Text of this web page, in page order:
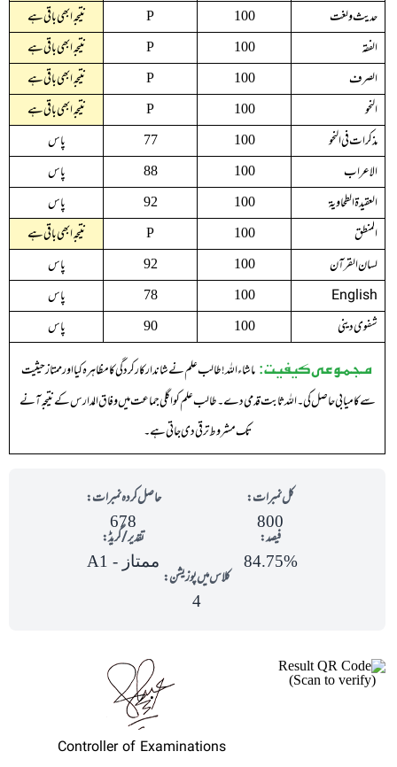
حديث ولغت
100
P
نتیجہ ابھی باقی ہے
الفقہ
100
P
نتیجہ ابھی باقی ہے
الصرف
100
P
نتیجہ ابھی باقی ہے
النحو
100
P
نتیجہ ابھی باقی ہے
مذکرات فی النحو
100
77
پاس
الاعراب
100
88
پاس
العقیدۃ الطحاویۃ
100
92
پاس
المنطق
100
P
نتیجہ ابھی باقی ہے
لسان القرآن
100
92
پاس
English
100
78
پاس
شفوی دینی
100
90 پاس
مجموعی کیفیت: ماشاء اللہ !طالب علم نے شاندار کارکردگی کا مظاہرہ کیا اور ممتاز حیثیت
سے کامیابی حاصل کی ۔ اللہ ثابت قدمی دے ۔ طا لب علم کو اگلی جماعت میں وفاق المدارس کے نتیجہ آنے
تک مشروط ترقی دی جاتی ہے ۔
کل نمبرات:
800
حاصل کردہ نمبرات:
678
فیصد:
84.75%
تقدیر/گریڈ:
ممتاز - A1
کلاس میں پوزیشن:
4
(Scan to verify)
Controller of Examinations